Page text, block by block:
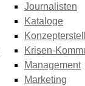
Journalisten
Kataloge
Krisen-
Management
Marketing